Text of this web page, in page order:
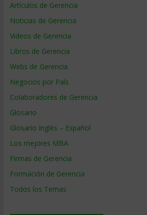
Artículos de Gerencia
Noticias de Gerencia
Videos de Gerencia
Libros de Gerencia
Webs de Gerencia
Negocios por País
Colaboradores de Gerencia
Glosario
Glosario Inglés – Español
Los mejores MBA
Firmas de Gerencia
Formación de Gerencia
Todos los Temas